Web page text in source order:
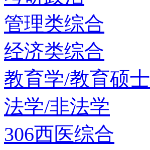
管理类综合
经济类综合
教育学/教育硕士
法学/非法学
306西医综合